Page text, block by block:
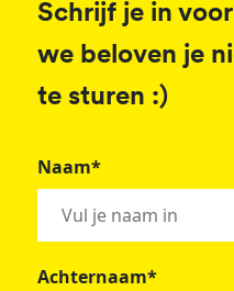
Schrijf je in
we beloven je
te sturen :)
Naam*
Achternaam*